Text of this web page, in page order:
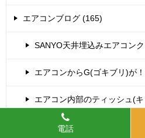
エアコンブログ (165)
SANYO天井埋込みエアコン
エアコンからG(ゴキブリ)が
エアコン内部のティッシュ(
電話